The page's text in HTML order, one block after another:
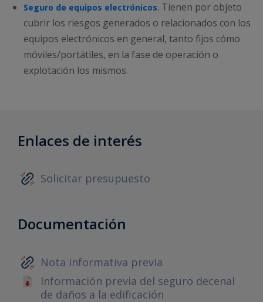
Seguro de equipos electrónicos. Tienen por objeto
cubrir los riesgos generados o relacionados con los
equipos electrónicos en general, tanto fijos cómo
móviles/portátiles, en la fase de operación o
explotación los mismos.
Enlaces de interés
Solicitar presupuesto
Documentación
Nota informativa previa
Información previa del seguro decenal
de daños a la edificación